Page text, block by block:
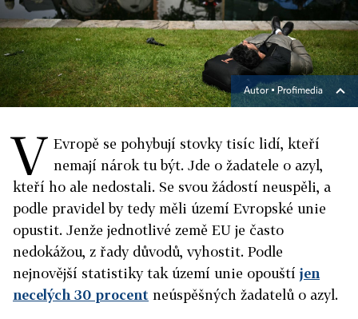
Autor ▪Profimedia
V Evropě se pohybují stovky tisíc lidí, kteří
nemají nárok tu být. Jde o žadatele o azyl,
kteří ho ale nedostali. Se svou žádostí neuspěli, a
podle pravidel by tedy měli území Evropské unie
opustit. Jenže jednotlivé země EU je často
nedokážou, z řady důvodů, vyhostit. Podle
nejnovější statistiky tak území unie opouštíjen
necelých 30 procent neúspěšných žadatelů o azyl.